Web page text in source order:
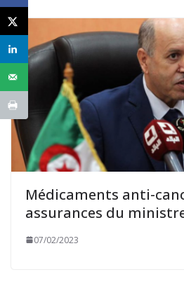
Médicaments anti-
assurances du
07/02/2023